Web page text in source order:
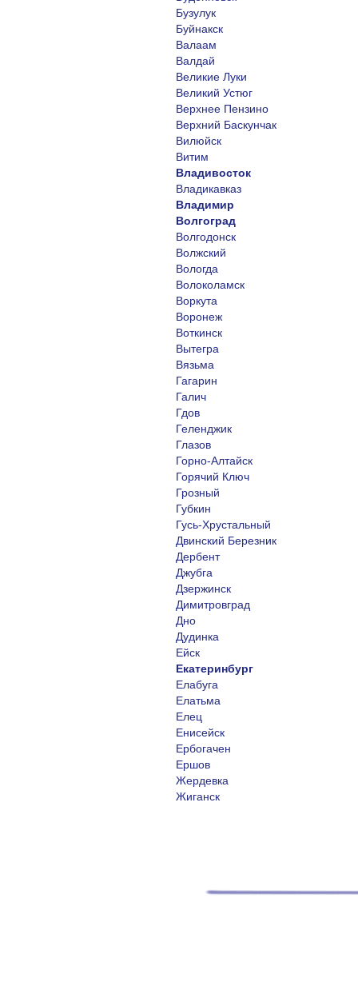
Бузулук
Буйнакск
Валаам
Валдай
Великие Луки
Великий Устюг
Верхнее Пензино
Верхний Баскунчак
Вилюйск
Витим
Владивосток
Владикавказ
Владимир
Волгоград
Волгодонск
Волжский
Вологда
Волоколамск
Воркута
Воронеж
Воткинск
Вытегра
Вязьма
Гагарин
Галич
Гдов
Геленджик
Глазов
Горно-Алтайск
Горячий Ключ
Грозный
Губкин
Гусь-Хрустальный
Двинский Березник
Дербент
Джубга
Дзержинск
Димитровград
Дно
Дудинка
Ейск
Екатеринбург
Елабуга
Елатьма
Елец
Енисейск
Ербогачен
Ершов
Жердевка
Жиганск